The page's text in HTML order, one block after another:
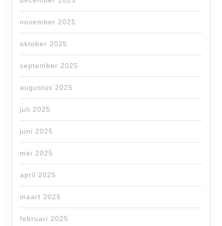
november 2025
oktober 2025
september 2025
augustus 2025
juli 2025
juni 2025
mei 2025
april 2025
maart 2025
februari 2025